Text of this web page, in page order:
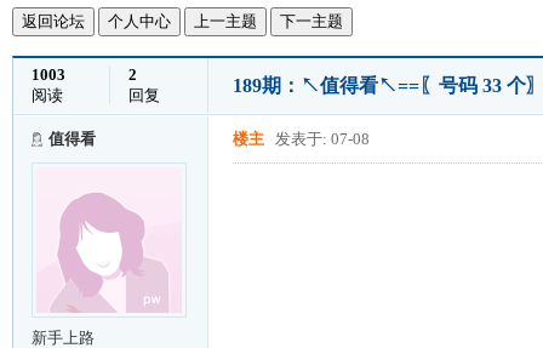
返回论坛 个人中心 上一主题 下一主题
1003
阅读
2
回复
189期：↖值得看↖==〖号码 33 个
值得看
新手上路
楼主 发表于: 07-08